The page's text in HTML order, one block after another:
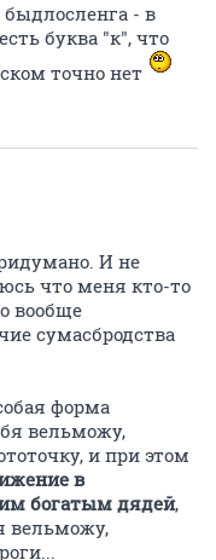
- в
буква "к", что
точно нет
И не
что меня кто-то
вообще
сумасбродства
форма
вельможу,
и при этом
в
богатым дядей,
вельможу,